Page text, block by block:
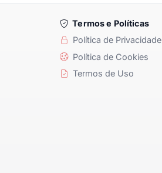
Termos e Políticas
Política de Privacidade
Política de Cookies
Termos de Uso